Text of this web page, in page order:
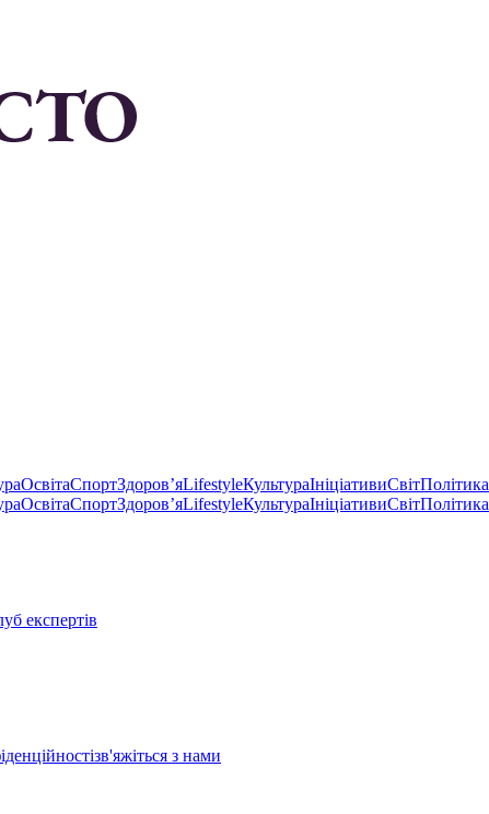
ОсвітаСпортЗдоровʼяLifestyleКультураІніціативиСвітПолітика
ОсвітаСпортЗдоровʼяLifestyleКультураІніціативиСвітПолітика
експертів
зв'яжіться з нами